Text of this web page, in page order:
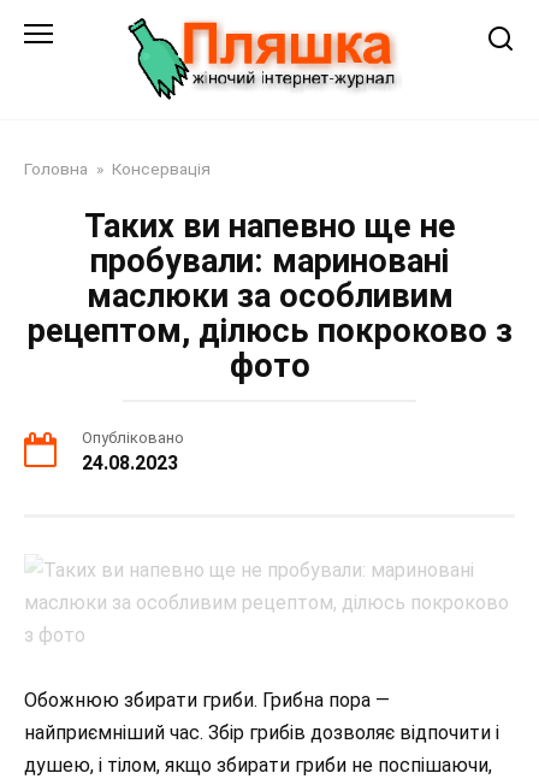
Головна » Консервація
Таких ви напевно ще не
пробували: мариновані
маслюки за особливим
рецептом, ділюсь покроково з
фото
Опубліковано
24.08.2023
Обожнюю збирати гриби. Грибна пора —
найприємніший час. Збір грибів дозволяє відпочити і
душею, і тілом, якщо збирати гриби не поспішаючи,